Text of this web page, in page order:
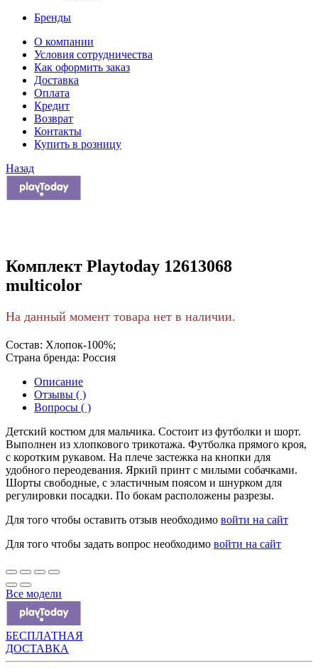
Бренды
О компании
Условия сотрудничества
Как оформить заказ
Доставка
Оплата
Кредит
Возврат
Контакты
Купить в розницу
Назад
Комплект Playtoday 12613068
multicolor
На данный момент товара нет в наличии.
Состав: Хлопок-100%;
Страна бренда: Россия
Описание
Отзывы ( )
Вопросы ( )
Детский костюм для мальчика. Состоит из футболки и шорт.
Выполнен из хлопкового трикотажа. Футболка прямого кроя,
с коротким рукавом. На плече застежка на кнопки для
удобного переодевания. Яркий принт с милыми собачками.
Шорты свободные, с эластичным поясом и шнурком для
регулировки посадки. По бокам расположены разрезы.
Для того чтобы оставить отзыв необходимо войти на сайт
Для того чтобы задать вопрос необходимо войти на сайт
Все модели
БЕСПЛАТНАЯ
ДОСТАВКА